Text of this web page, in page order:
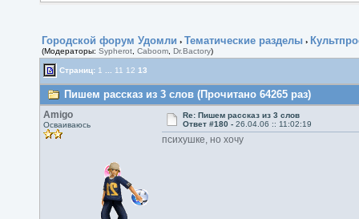
Городской форум Удомли › Тематические разделы ›
(Модераторы: Sypherot Caboom Dr.Bactory)
Страниц: 1 11 12 13
Пишем рассказ из 3 слов (Прочитано 64265 раз)
Amigo
Осваиваюсь
Re: Пишем рассказ из 3 слов
Ответ #180 - 26.04.06 :: 11:02:19
психушке, но хочу